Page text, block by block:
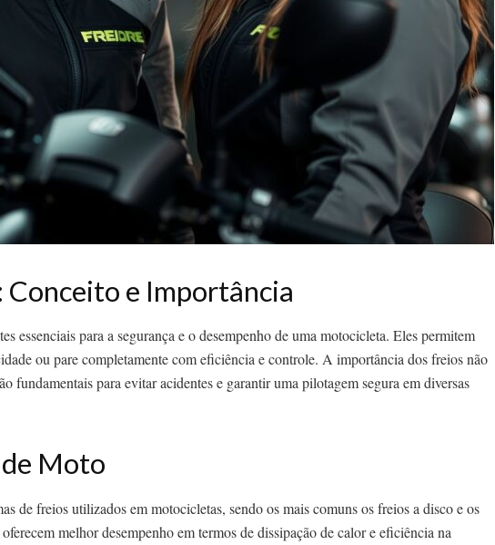
Conceito e Importância
essenciais para a segurança e o desempenho de uma motocicleta. Eles permitem
ou pare completamente com eficiência e controle. A importância dos freios não
fundamentais para evitar acidentes e garantir uma pilotagem segura em diversas
Moto
de freios utilizados em motocicletas, sendo os mais comuns os freios a disco e os
melhor desempenho em termos de dissipação de calor e eficiência na